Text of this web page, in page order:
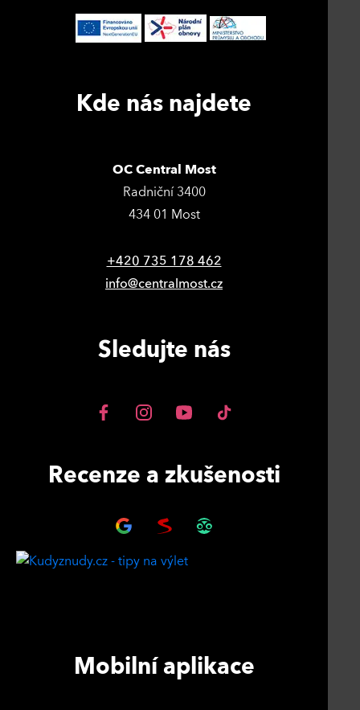
Kde nás najdete
OC Central Most
Radniční 3400
434 01 Most
+420 735 178 462
info@centralmost.cz
Sledujte nás
Recenze a zkušenosti
Mobilní aplikace